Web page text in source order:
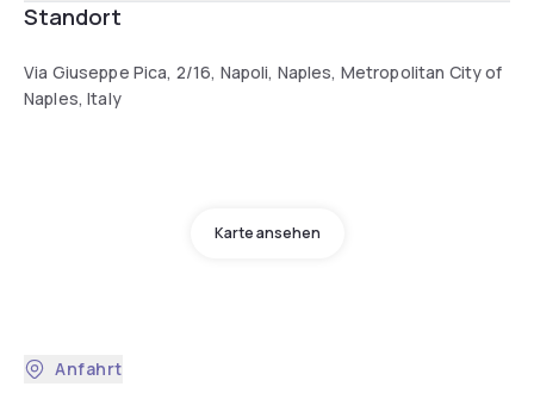
Standort
Via Giuseppe Pica, 2/16, Napoli, Naples, Metropolitan City of
Naples, Italy
Karte ansehen
Anfahrt